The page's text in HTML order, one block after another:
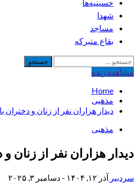
حسینیه‌ها
شهدا
مساجد
بقاع متبرکه
جستجو
برای:
مشاهده‌ زنده
Home
مذهبی
دیدار هزاران نفر از زنان و دختران
مذهبی
دیدار هزاران نفر از زنان و
سردبیر آذر ۱۲, ۱۴۰۴ - دسامبر ۳, ۲۰۲۵